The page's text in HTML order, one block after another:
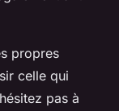
propres
celle qui
pas à